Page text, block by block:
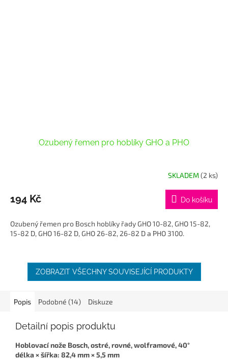
Ozubený řemen pro hoblíky GHO a PHO
SKLADEM(2 ks)
194 Kč Do košíku
Ozubený řemen pro Bosch hoblíky řady GHO 10-82, GHO 15-82,
15-82 D, GHO 16-82 D, GHO 26-82, 26-82 D a PHO 3100.
ZOBRAZIT VŠECHNY SOUVISEJÍCÍ PRODUKTY
Popis Podobné (14) Diskuze
Detailní popis produktu
Hoblovací nože Bosch, ostré, rovné, wolframové, 40°
délka × šířka: 82,4 mm × 5,5 mm